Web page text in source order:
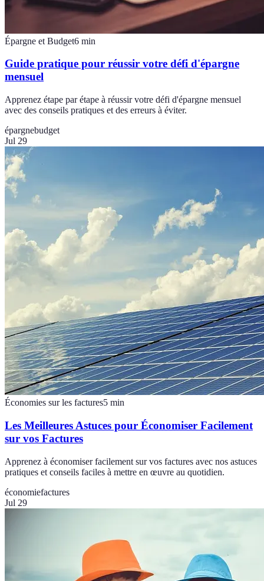
Épargne et Budget6 min
Guide pratique pour réussir votre défi d'épargne
mensuel
Apprenez étape par étape à réussir votre défi d'épargne mensuel
avec des conseils pratiques et des erreurs à éviter.
épargnebudget
Jul 29
Économies sur les factures5 min
Les Meilleures Astuces pour Économiser Facilement
sur vos Factures
Apprenez à économiser facilement sur vos factures avec nos astuces
pratiques et conseils faciles à mettre en œuvre au quotidien.
économiefactures
Jul 29